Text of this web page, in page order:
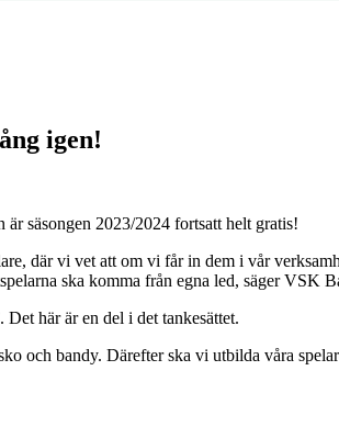
igen!
säsongen 2023/2024 fortsatt helt gratis!
där vi vet att om vi får in dem i vår
ska komma från egna led, säger VSK
här är en del i det tankesättet.
och bandy. Därefter ska vi utbilda våra